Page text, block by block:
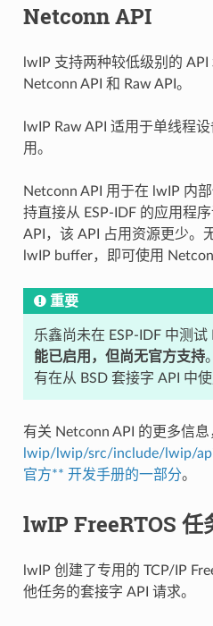
Netconn API
lwIP 支持两种较低级别的
Netconn API 和 Raw API。
lwIP Raw API 适用于单线程
用。
Netconn API 用于在 lwIP 内
持直接从 ESP-IDF 的应用程
API，该 API 占用资源更少。
lwIP buffer，即可使用
重要
乐鑫尚未在 ESP-IDF 中测
能已启用，但尚无官方支持
有在从 BSD 套接字 API 中
有关 Netconn API 的更多信息
lwip/lwip/src/include/lwip/
官方** 开发手册的一部分。
lwIP FreeRTOS 任
lwIP 创建了专用的 TCP/IP
他任务的套接字 API 请求。